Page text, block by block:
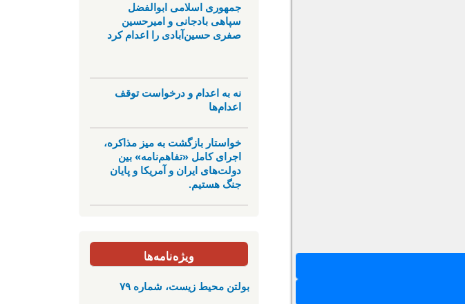
جمهوری اسلامی ابوالفضل
سپاهی بادجانی و امیرحسین
صفری حسین‌آبادی را اعدام کرد
نه به اعدام و درخواست توقف
اعدام‌ها
خواستار بازگشت به میز مذاکره،
اجرای کامل «تفاهم‌نامه» بین
دولت‌های ایران و آمریکا و پایان
جنگ هستیم.
ویژه‌نامه‌ها
بولتن محیط زیست، شماره ۷۹